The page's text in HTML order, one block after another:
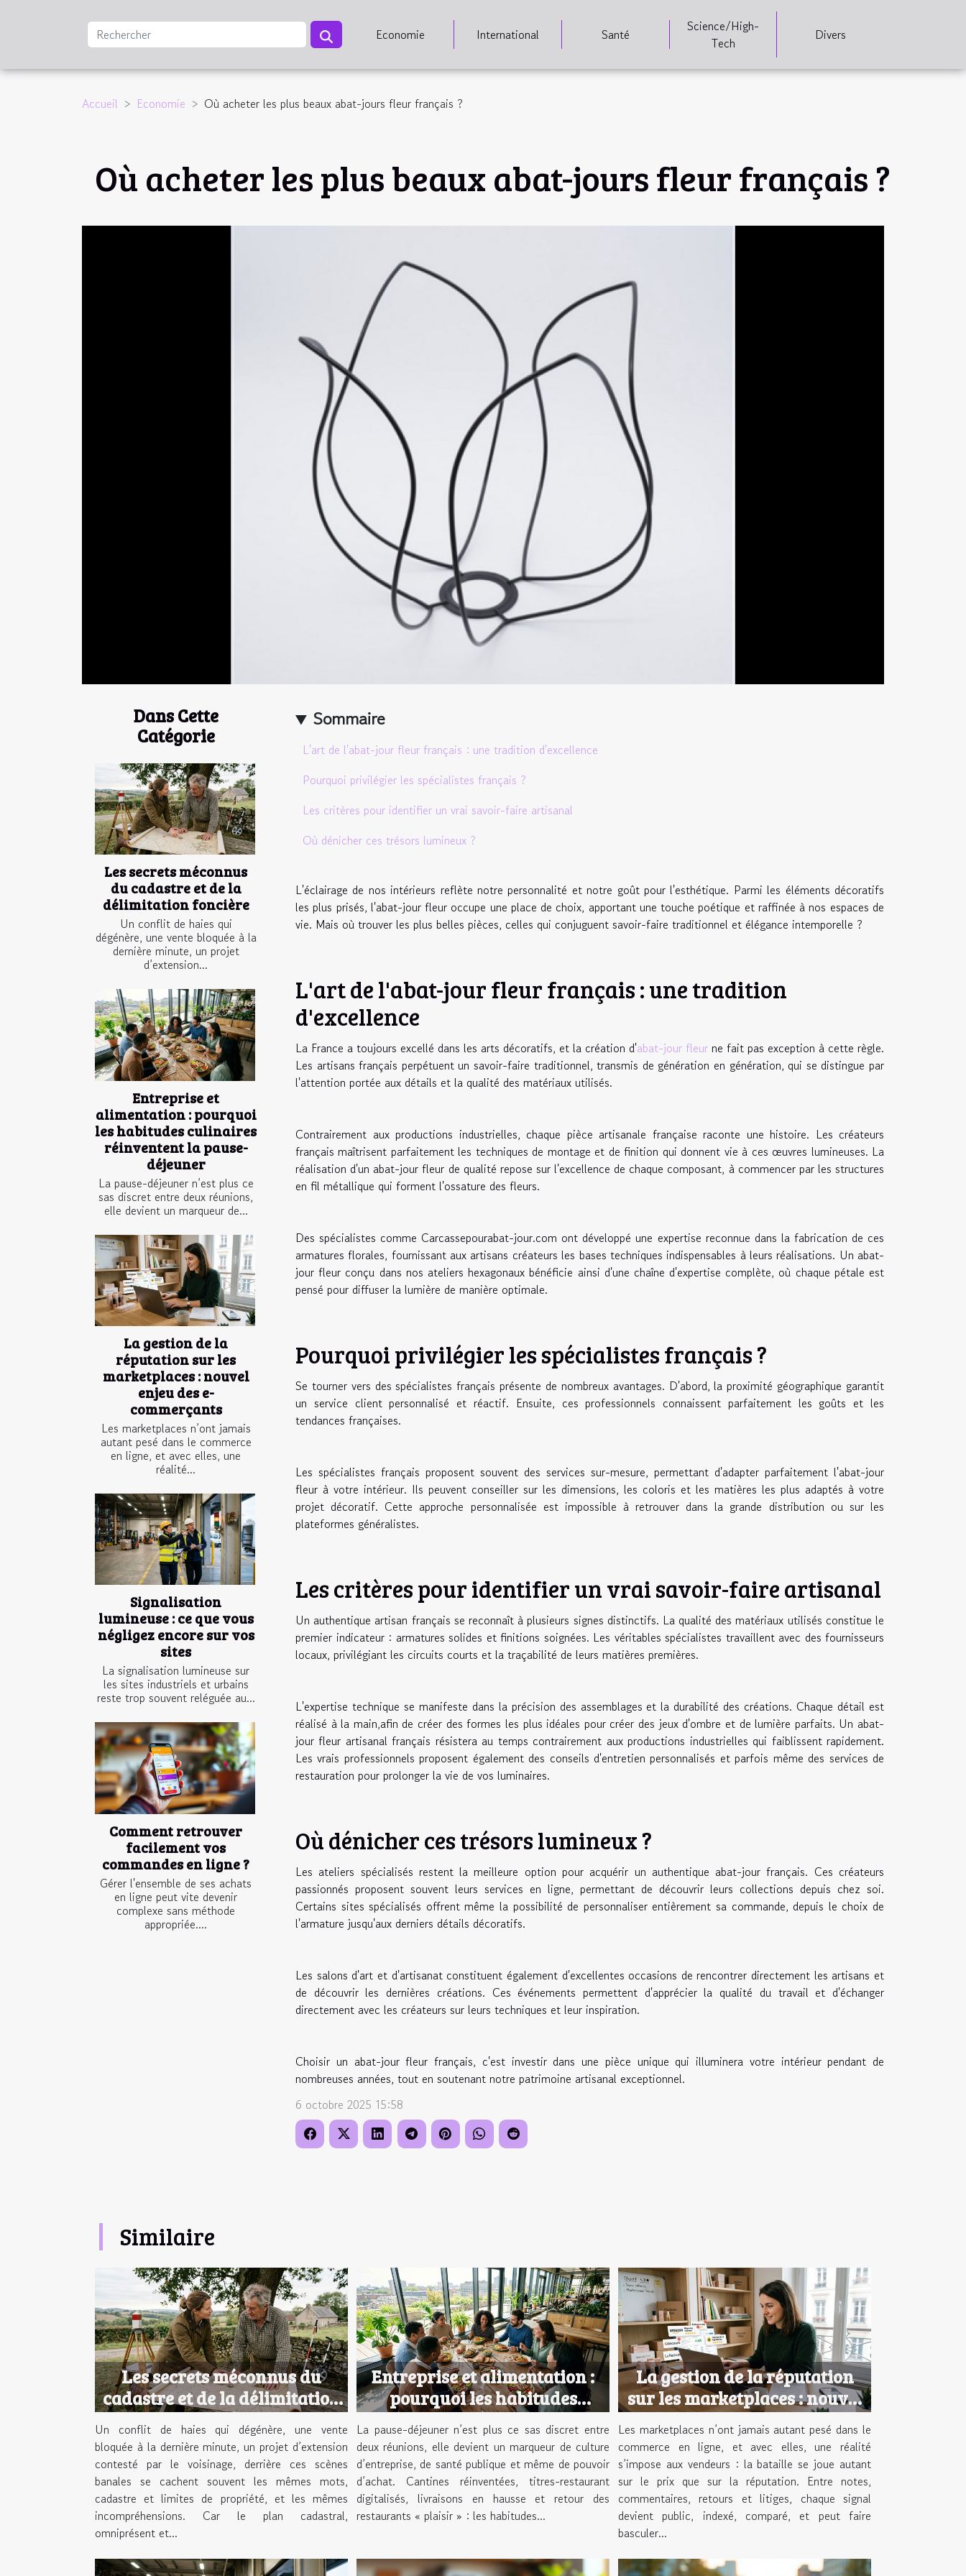
Economie International Santé
Science/High-
Tech
Divers
Accueil Economie Où acheter les plus beaux abat-jours fleur français ?
Où acheter les plus beaux abat-jours fleur français ?
Dans Cette
Catégorie
Les secrets méconnus
du cadastre et de la
délimitation foncière
Un conflit de haies qui
dégénère, une vente bloquée à la
dernière minute, un projet
d’extension...
Entreprise et
alimentation : pourquoi
les habitudes culinaires
réinventent la pause-
déjeuner
La pause-déjeuner n’est plus ce
sas discret entre deux réunions,
elle devient un marqueur de...
La gestion de la
réputation sur les
marketplaces : nouvel
enjeu des e-
commerçants
Les marketplaces n’ont jamais
autant pesé dans le commerce
en ligne, et avec elles, une
réalité...
Signalisation
lumineuse : ce que vous
négligez encore sur vos
sites
La signalisation lumineuse sur
les sites industriels et urbains
reste trop souvent reléguée au...
Comment retrouver
facilement vos
commandes en ligne ?
Gérer l'ensemble de ses achats
en ligne peut vite devenir
complexe sans méthode
appropriée....
Sommaire
L'art de l'abat-jour fleur français : une tradition d'excellence
Pourquoi privilégier les spécialistes français ?
Les critères pour identifier un vrai savoir-faire artisanal
Où dénicher ces trésors lumineux ?
L'éclairage de nos intérieurs reflète notre personnalité et notre goût pour l'esthétique. Parmi les éléments décoratifs
les plus prisés, l'abat-jour fleur occupe une place de choix, apportant une touche poétique et raffinée à nos espaces de
vie. Mais où trouver les plus belles pièces, celles qui conjuguent savoir-faire traditionnel et élégance intemporelle ?
L'art de l'abat-jour fleur français : une tradition
d'excellence
La France a toujours excellé dans les arts décoratifs, et la création d'abat-jour fleur ne fait pas exception à cette règle.
Les artisans français perpétuent un savoir-faire traditionnel, transmis de génération en génération, qui se distingue par
l'attention portée aux détails et la qualité des matériaux utilisés.
Contrairement aux productions industrielles, chaque pièce artisanale française raconte une histoire. Les créateurs
français maîtrisent parfaitement les techniques de montage et de finition qui donnent vie à ces œuvres lumineuses. La
réalisation d'un abat-jour fleur de qualité repose sur l'excellence de chaque composant, à commencer par les structures
en fil métallique qui forment l'ossature des fleurs.
Des spécialistes comme Carcassepourabat-jour.com ont développé une expertise reconnue dans la fabrication de ces
armatures florales, fournissant aux artisans créateurs les bases techniques indispensables à leurs réalisations. Un abat-
jour fleur conçu dans nos ateliers hexagonaux bénéficie ainsi d'une chaîne d'expertise complète, où chaque pétale est
pensé pour diffuser la lumière de manière optimale.
Pourquoi privilégier les spécialistes français ?
Se tourner vers des spécialistes français présente de nombreux avantages. D'abord, la proximité géographique garantit
un service client personnalisé et réactif. Ensuite, ces professionnels connaissent parfaitement les goûts et les
tendances françaises.
Les spécialistes français proposent souvent des services sur-mesure, permettant d'adapter parfaitement l'abat-jour
fleur à votre intérieur. Ils peuvent conseiller sur les dimensions, les coloris et les matières les plus adaptés à votre
projet décoratif. Cette approche personnalisée est impossible à retrouver dans la grande distribution ou sur les
plateformes généralistes.
Les critères pour identifier un vrai savoir-faire artisanal
Un authentique artisan français se reconnaît à plusieurs signes distinctifs. La qualité des matériaux utilisés constitue le
premier indicateur : armatures solides et finitions soignées. Les véritables spécialistes travaillent avec des fournisseurs
locaux, privilégiant les circuits courts et la traçabilité de leurs matières premières.
L'expertise technique se manifeste dans la précision des assemblages et la durabilité des créations. Chaque détail est
réalisé à la main,afin de créer des formes les plus idéales pour créer des jeux d'ombre et de lumière parfaits. Un abat-
jour fleur artisanal français résistera au temps contrairement aux productions industrielles qui faiblissent rapidement.
Les vrais professionnels proposent également des conseils d'entretien personnalisés et parfois même des services de
restauration pour prolonger la vie de vos luminaires.
Où dénicher ces trésors lumineux ?
Les ateliers spécialisés restent la meilleure option pour acquérir un authentique abat-jour français. Ces créateurs
passionnés proposent souvent leurs services en ligne, permettant de découvrir leurs collections depuis chez soi.
Certains sites spécialisés offrent même la possibilité de personnaliser entièrement sa commande, depuis le choix de
l'armature jusqu'aux derniers détails décoratifs.
Les salons d'art et d'artisanat constituent également d'excellentes occasions de rencontrer directement les artisans et
de découvrir les dernières créations. Ces événements permettent d'apprécier la qualité du travail et d'échanger
directement avec les créateurs sur leurs techniques et leur inspiration.
Choisir un abat-jour fleur français, c'est investir dans une pièce unique qui illuminera votre intérieur pendant de
nombreuses années, tout en soutenant notre patrimoine artisanal exceptionnel.
6 octobre 2025 15:58
Similaire
Les secrets méconnus du
cadastre et de la délimitation
foncière
Un conflit de haies qui dégénère, une vente
bloquée à la dernière minute, un projet d’extension
contesté par le voisinage, derrière ces scènes
banales se cachent souvent les mêmes mots,
cadastre et limites de propriété, et les mêmes
incompréhensions. Car le plan cadastral,
omniprésent et...
Entreprise et alimentation :
pourquoi les habitudes
culinaires réinventent la
pause-déjeuner
La pause-déjeuner n’est plus ce sas discret entre
deux réunions, elle devient un marqueur de culture
d’entreprise, de santé publique et même de pouvoir
d’achat. Cantines réinventées, titres-restaurant
digitalisés, livraisons en hausse et retour des
restaurants « plaisir » : les habitudes...
La gestion de la réputation
sur les marketplaces : nouvel
enjeu des e-commerçants
Les marketplaces n’ont jamais autant pesé dans le
commerce en ligne, et avec elles, une réalité
s’impose aux vendeurs : la bataille se joue autant
sur le prix que sur la réputation. Entre notes,
commentaires, retours et litiges, chaque signal
devient public, indexé, comparé, et peut faire
basculer...